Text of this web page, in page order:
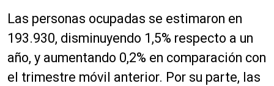
Las personas ocupadas se estimaron en
193.930, disminuyendo 1,5% respecto a un
año, y aumentando 0,2% en comparación con
el trimestre móvil anterior. Por su parte, las